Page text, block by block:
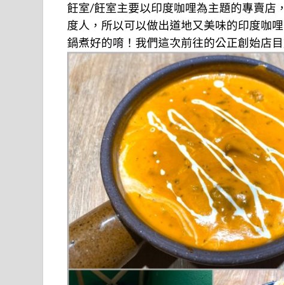
飪室/飪室主要以印度咖哩為主題的專賣店
度人，所以可以做出道地又美味的印度咖
鍋煮好的唷！我們這次前往的公正創始店